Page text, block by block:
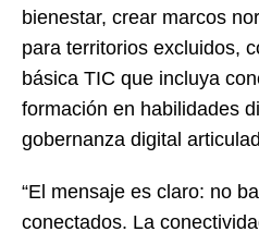
bienestar, crear marcos
para territorios excluidos,
básica TIC que incluya
formación en habilidades
gobernanza digital
“El mensaje es claro: no
conectados. La